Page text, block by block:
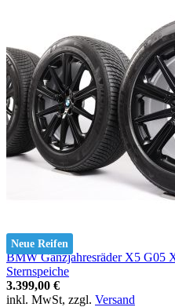
Neue Reifen
BMW Ganzjahresräder X5 G05
Sternspeiche
3.399,00 €
inkl. MwSt, zzgl. Versand